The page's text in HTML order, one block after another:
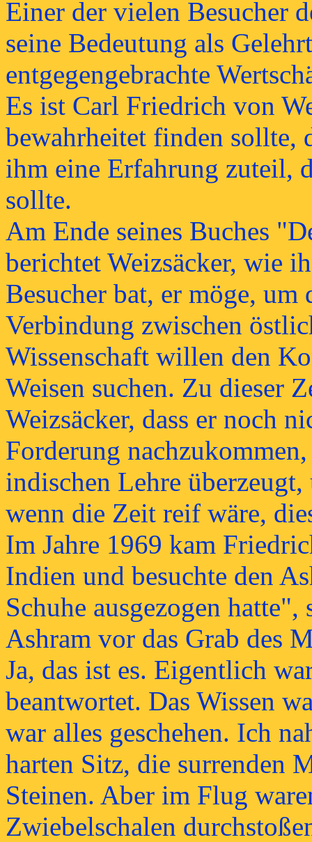
Einer der vielen Besucher
seine Bedeutung als
entgegengebrachte
Es ist Carl Friedrich von
bewahrheitet finden sollte,
ihm eine Erfahrung zuteil,
sollte.
Am Ende seines Buches
berichtet Weizsäcker, wie
Besucher bat, er möge,
Verbindung zwischen
Wissenschaft willen den
Weisen suchen. Zu dieser
Weizsäcker, dass er noch
Forderung
indischen Lehre überzeugt,
wenn die Zeit reif wäre,
Im Jahre 1969 kam
Indien und besuchte den
Schuhe ausgezogen
Ashram vor das Grab des
Ja, das ist es. Eigentlich
beantwortet. Das Wissen
war alles geschehen. Ich
harten Sitz, die surrenden
Steinen. Aber im Flug
Zwiebelschalen